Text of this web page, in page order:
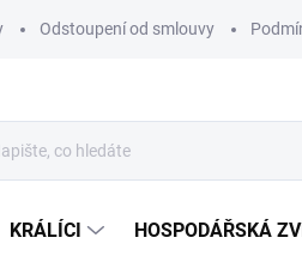
Odstoupení od smlouvy
KRÁLÍCI HOSPODÁŘSKÁ